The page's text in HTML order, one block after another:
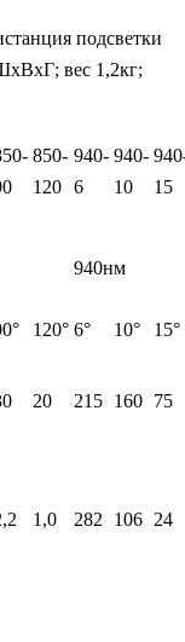
подсветки
вес 1,2кг;
850-
120
940-
6
940-
10
15
940нм
120° 6° 10° 15°
20 215 160 75
1,0 282 106 24